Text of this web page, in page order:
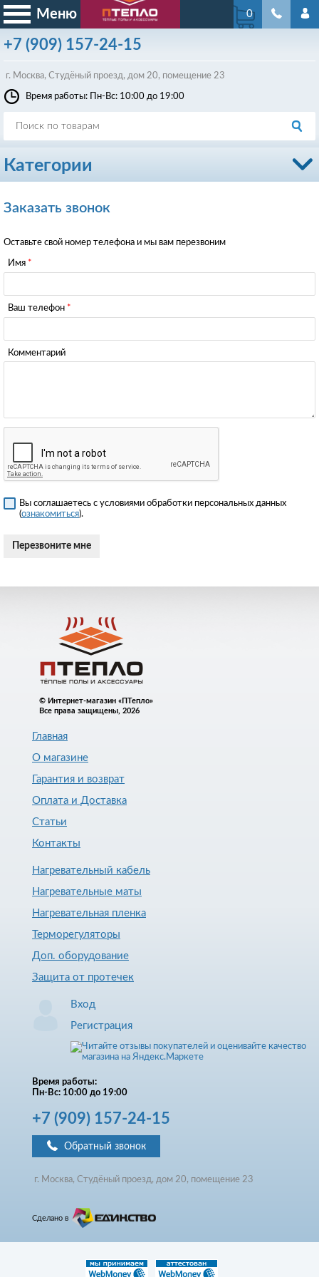
Меню
+7 (909) 157-24-15
г. Москва, Студёный проезд, дом 20, помещение 23
0
Время работы: Пн-Вс: 10:00 до 19:00
Категории
Заказать звонок
Оставьте свой номер телефона и мы вам перезвоним
Имя
Ваш телефон
Комментарий
Вы соглашаетесь с условиями обработки персональных данных
(ознакомиться).
© Интернет-магазин «ПТепло»
Все права защищены, 2026
Главная
О магазине
Гарантия и возврат
Оплата и Доставка
Статьи
Контакты
Нагревательный кабель
Нагревательные маты
Нагревательная пленка
Терморегуляторы
Доп. оборудование
Защита от протечек
Вход
Регистрация
Время работы:
Пн-Вс: 10:00 до 19:00
+7 (909) 157-24-15
Обратный звонок
г. Москва, Студёный проезд, дом 20, помещение 23
Сделано в